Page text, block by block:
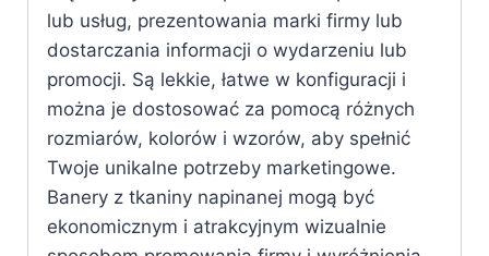
lub usług, prezentowania marki firmy lub
dostarczania informacji o wydarzeniu lub
promocji. Są lekkie, łatwe w konfiguracji i
można je dostosować za pomocą różnych
rozmiarów, kolorów i wzorów, aby spełnić
Twoje unikalne potrzeby marketingowe.
Banery z tkaniny napinanej mogą być
ekonomicznym i atrakcyjnym wizualnie